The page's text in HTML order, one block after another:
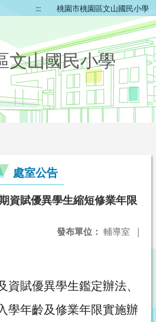
::: 桃園市桃園區文山國民小學
文山國民小學
處室公告
資賦優異學生縮短修業年限
發布單位： 輔導室 |
資賦優異學生鑑定辦法、
學年齡及修業年限實施辦